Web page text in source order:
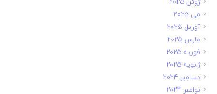
می 2025
آوریل 2025
مارس 2025
فوریه 2025
ژانویه 2025
دسامبر 2024
نوامبر 2024